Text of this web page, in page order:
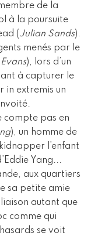
de la
à la poursuite
(Julian Sands).
menés par le
), lors d’un
à capturer le
in extremis un
compte pas en
), un homme de
l’enfant
Yang...
aux quartiers
sa petite amie
autant que
comme qui
se voit